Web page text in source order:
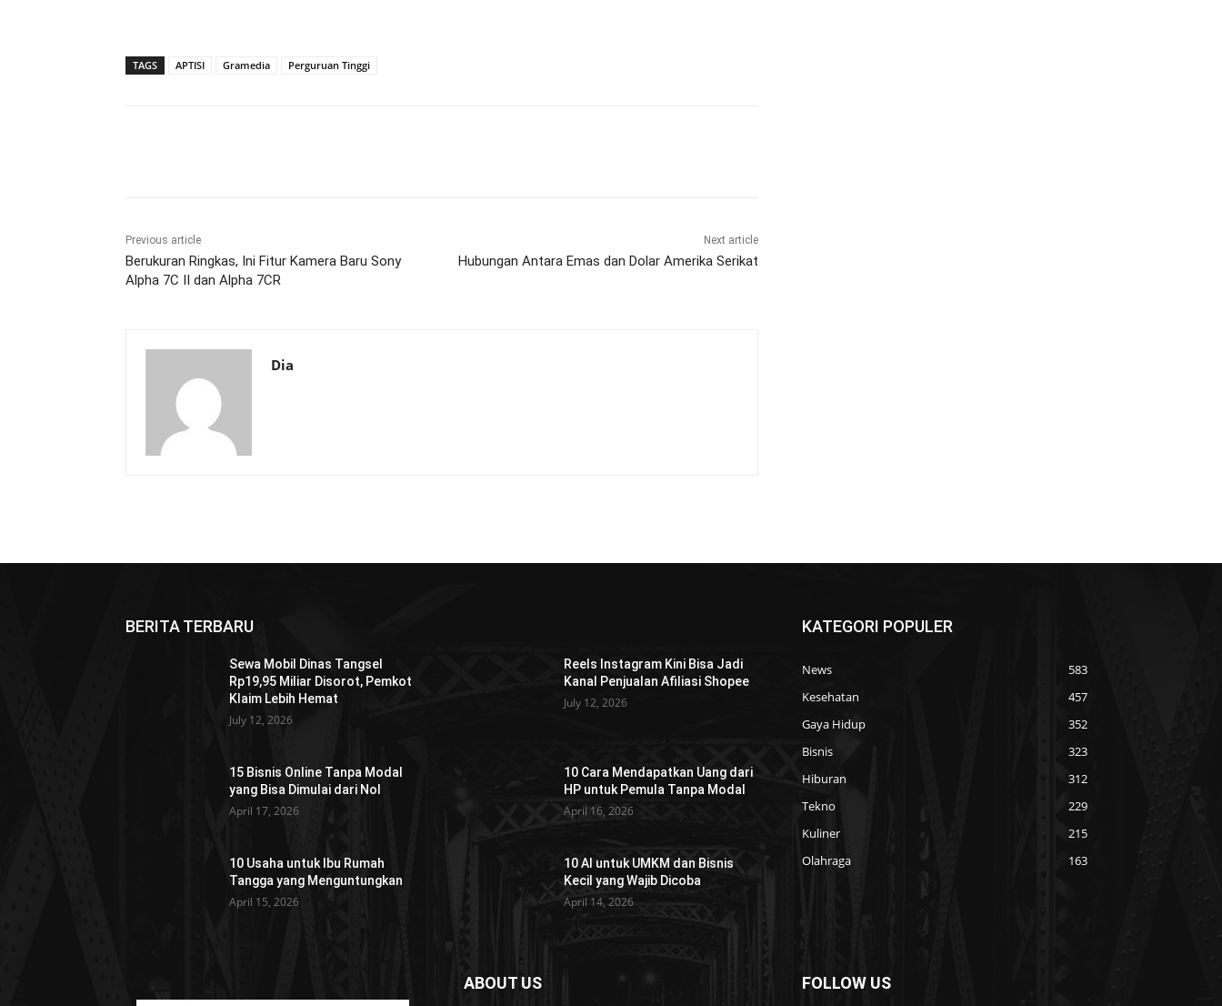
TAGS APTISI Gramedia Perguruan Tinggi
Previous article
Berukuran Ringkas, Ini Fitur Kamera Baru Sony
Alpha 7C II dan Alpha 7CR
Next article
Hubungan Antara Emas dan Dolar Amerika Serikat
Dia
BERITA TERBARU
Sewa Mobil Dinas Tangsel
Rp19,95 Miliar Disorot, Pemkot
Klaim Lebih Hemat
July 12, 2026
Reels Instagram Kini Bisa Jadi
Kanal Penjualan Afiliasi Shopee
July 12, 2026
15 Bisnis Online Tanpa Modal
yang Bisa Dimulai dari Nol
April 17, 2026
10 Cara Mendapatkan Uang dari
HP untuk Pemula Tanpa Modal
April 16, 2026
10 Usaha untuk Ibu Rumah
Tangga yang Menguntungkan
April 15, 2026
10 AI untuk UMKM dan Bisnis
Kecil yang Wajib Dicoba
April 14, 2026
KATEGORI POPULER
News
583
Kesehatan
457
Gaya Hidup
352
Bisnis
323
Hiburan
312
Tekno
229
Kuliner
215
Olahraga
163
ABOUT US FOLLOW US